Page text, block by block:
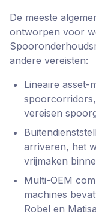
De meeste
ontworpen voor
andere vereisten:
Lineaire
vereisen
arriveren, het
vrijmaken
Multi-OEM
machines
Robel en